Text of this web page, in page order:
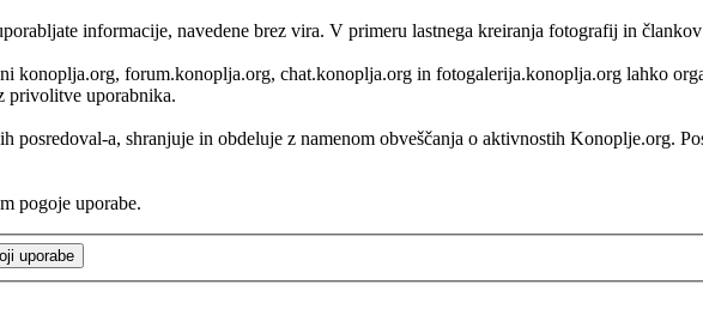
informacije, navedene brez vira. V primeru lastnega kreiranja fotografij in
konoplja.org, forum.konoplja.org, chat.konoplja.org in fotogalerija.konoplja.org lahko
privolitve uporabnika.
posredoval-a, shranjuje in obdeluje z namenom obveščanja o aktivnostih Konoplje.org.
pogoje uporabe.